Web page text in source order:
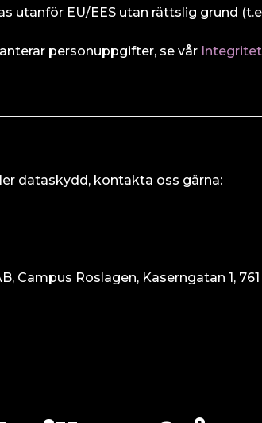
utanför EU/EES utan rättslig grund
personuppgifter, se vår
dataskydd, kontakta oss gärna:
Campus Roslagen, Kaserngatan 1,